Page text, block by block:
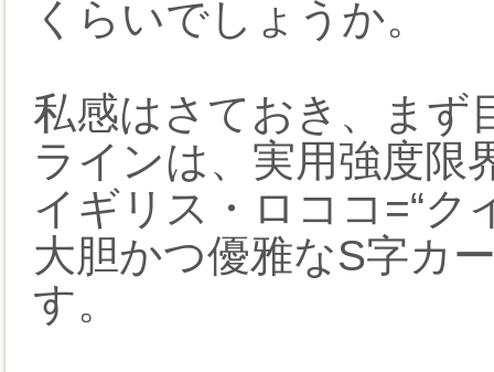
くらいでしょうか。
私感はさておき、まず
ラインは、実用強度限
イギリス・ロココ=“ク
大胆かつ優雅なS字カ
す。